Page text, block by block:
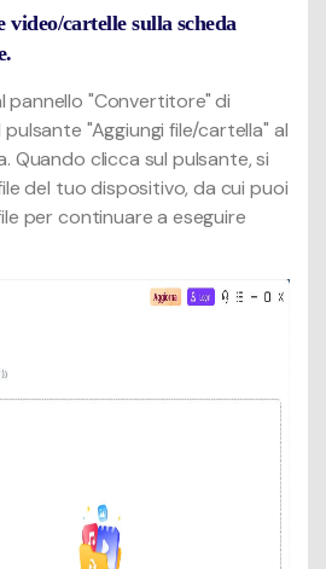
video/cartelle sulla scheda
"Convertitore" di
"Aggiungi file/cartella" al
Quando clicca sul pulsante, si
del tuo dispositivo, da cui puoi
per continuare a eseguire